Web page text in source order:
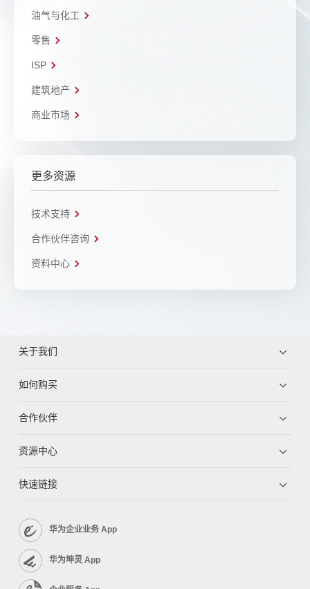
油气与化工
零售
ISP
建筑地产
商业市场
更多资源
技术支持
合作伙伴咨询
资料中心
关于我们
如何购买
合作伙伴
资源中心
快速链接
华为企业业务 App
华为坤灵 App